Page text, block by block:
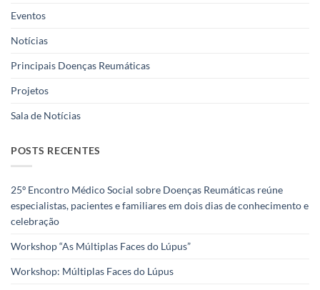
Eventos
Notícias
Principais Doenças Reumáticas
Projetos
Sala de Notícias
POSTS RECENTES
25º Encontro Médico Social sobre Doenças Reumáticas reúne
especialistas, pacientes e familiares em dois dias de conhecimento e
celebração
Workshop “As Múltiplas Faces do Lúpus”
Workshop: Múltiplas Faces do Lúpus